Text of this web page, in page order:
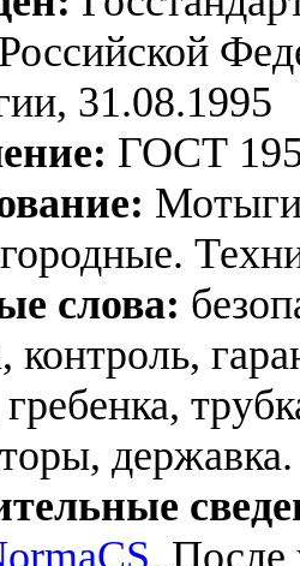
31.08.1995
ГОСТ
слова:
контроль,
державка.
. После